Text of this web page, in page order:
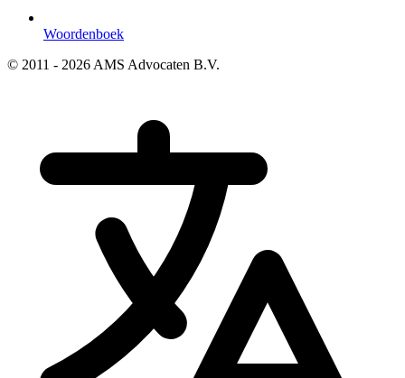
Woordenboek
© 2011 - 2026 AMS Advocaten B.V.